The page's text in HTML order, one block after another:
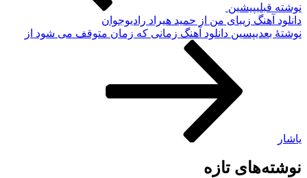
نوشته قبلیپیشین
دانلود آهنگ زیبای من از حمید هیراد رادیوجوان
نوشته‌ٔ بعدیپسین دانلود آهنگ زمانی که زمان متوقف می شود از
یاشار
نوشته‌های تازه